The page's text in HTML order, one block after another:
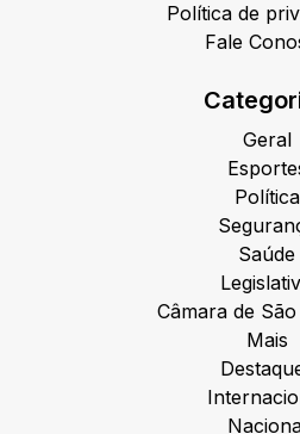
Política de
Fale
Geral
Política
Saúde
Câmara de
Mais